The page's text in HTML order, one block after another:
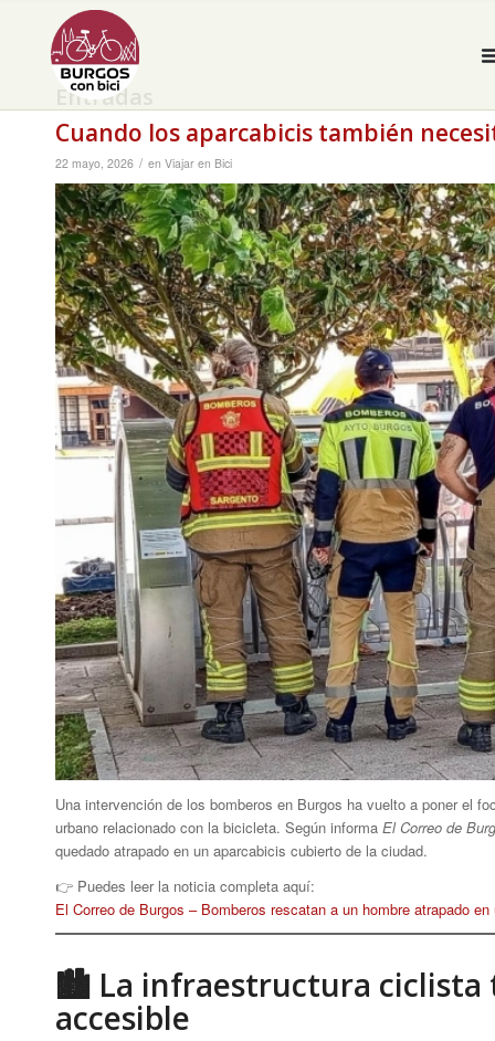
Entradas
Cuando los aparcabicis también
22 mayo, 2026 / en Viajar en Bici
Una intervención de los bomberos en Burgos ha vuelto a poner el
urbano relacionado con la bicicleta. Según informa El Correo de
quedado atrapado en un aparcabicis cubierto de la ciudad.
👉 Puedes leer la noticia completa aquí:
El Correo de Burgos – Bomberos rescatan a un hombre atrapado
🏙 La infraestructura ciclista
accesible